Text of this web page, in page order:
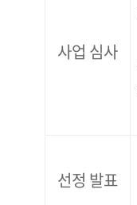
사업 심사
선정 발표